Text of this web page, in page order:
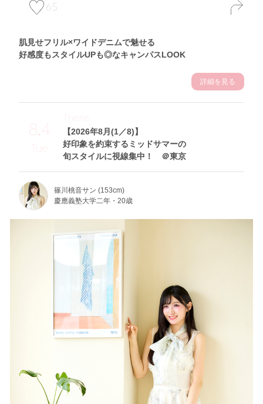
65
肌見せフリル×ワイドデニムで魅せる
好感度もスタイルUPも◎なキャンパスLOOK
詳細を見る
8.4
Tue
【2026年8月(1／8)】
好印象を約束するミッドサマーの
旬スタイルに視線集中！ ＠東京
Theme
篠川桃音サン (153cm)
慶應義塾大学二年・20歳